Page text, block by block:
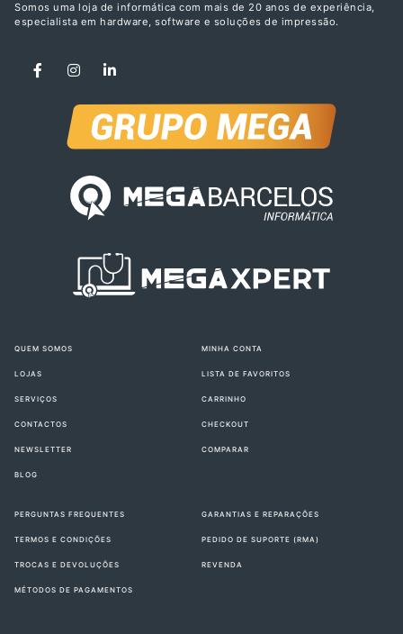
Somos uma loja de informática com mais de 20 anos de experiência,
especialista em hardware, software e soluções de impressão.
QUEM SOMOS
LOJAS
SERVIÇOS
CONTACTOS
NEWSLETTER
BLOG
MINHA CONTA
LISTA DE FAVORITOS
CARRINHO
CHECKOUT
COMPARAR
PERGUNTAS FREQUENTES
TERMOS E CONDIÇÕES
TROCAS E DEVOLUÇÕES
MÉTODOS DE PAGAMENTOS
GARANTIAS E REPARAÇÕES
PEDIDO DE SUPORTE (RMA)
REVENDA